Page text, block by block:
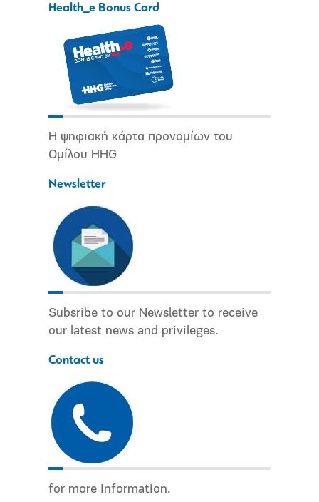
Health_e Bonus Card
Η ψηφιακή κάρτα προνομίων του
Ομίλου HHG
Newsletter
Subsribe to our Newsletter to receive
our latest news and privileges.
Contact us
for more information.